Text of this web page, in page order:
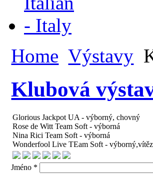
Home Výstavy
Klubová
Glorious Jackpot UA - výborný, chovný
Rose de Witt Team Soft - výborná
Nina Rici Team Soft - výborná
Wonderfool Live TEam Soft -
Jméno *